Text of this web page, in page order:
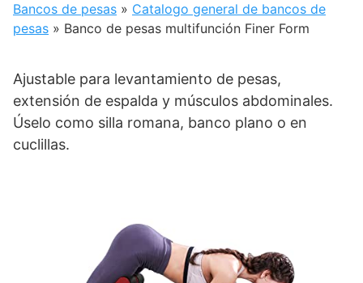
Bancos de pesas » Catalogo general de bancos de
pesas » Banco de pesas multifunción Finer Form
Ajustable para levantamiento de pesas,
extensión de espalda y músculos abdominales.
Úselo como silla romana, banco plano o en
cuclillas.